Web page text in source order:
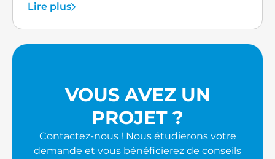
l'installation d'un système de climatisation
Lire plus
VOUS AVEZ UN
PROJET ?
Contactez-nous ! Nous étudierons votre
demande et vous bénéficierez de conseils